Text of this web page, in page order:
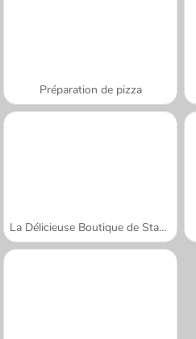
Préparation de pizza
La Délicieuse Boutique de Stawberry